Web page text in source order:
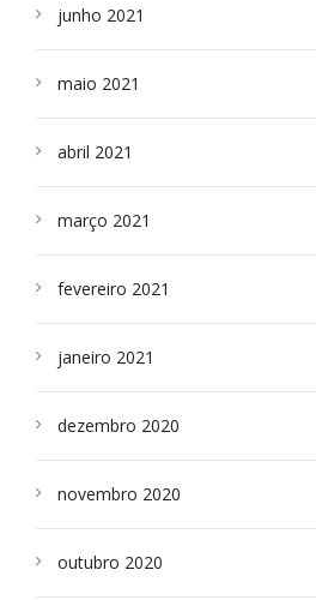
junho 2021
maio 2021
abril 2021
março 2021
fevereiro 2021
janeiro 2021
dezembro 2020
novembro 2020
outubro 2020